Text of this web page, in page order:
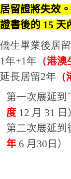
僑生社團
僑生畢業專區
僑生活動
聯絡方式
居留證將失效
證書後的 15 天
僑生畢業後居
1年+1年 （港
延長居留2️年
第一次展延到
度 12 月 31
日
第二次展延到
年 6 月 30 日 ）